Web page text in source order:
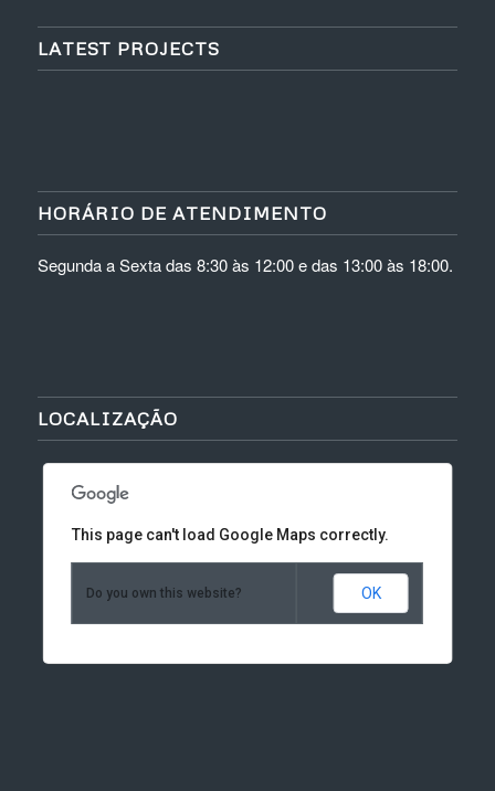
LATEST PROJECTS
HORÁRIO DE ATENDIMENTO
Segunda a Sexta das 8:30 às 12:00 e das 13:00 às 18:00.
LOCALIZAÇÃO
This page can't load Google Maps correctly.
Do you own this website? OK